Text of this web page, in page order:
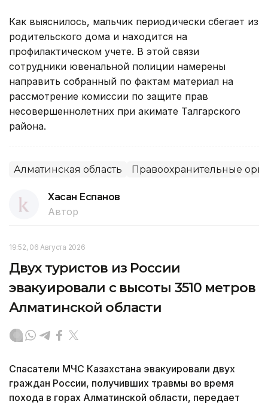
Как выяснилось, мальчик периодически сбегает из
родительского дома и находится на
профилактическом учете. В этой связи
сотрудники ювенальной полиции намерены
направить собранный по фактам материал на
рассмотрение комиссии по защите прав
несовершеннолетних при акимате Талгарского
района.
Алматинская область Правоохранительные
Хасан Еспанов
Автор
19:52, 06 Августа 2026
Двух туристов из России
эвакуировали с высоты 3510 метров
Алматинской области
Спасатели МЧС Казахстана эвакуировали двух
граждан России, получивших травмы во время
похода в горах Алматинской области, передает